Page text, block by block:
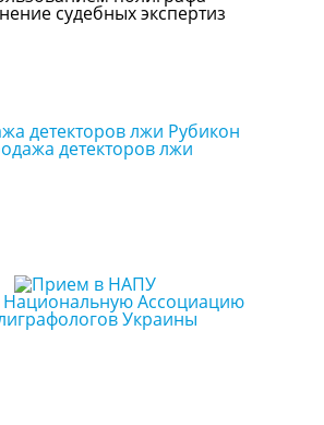
судебных экспертиз
детекторов лжи
Ассоциацию
Украины